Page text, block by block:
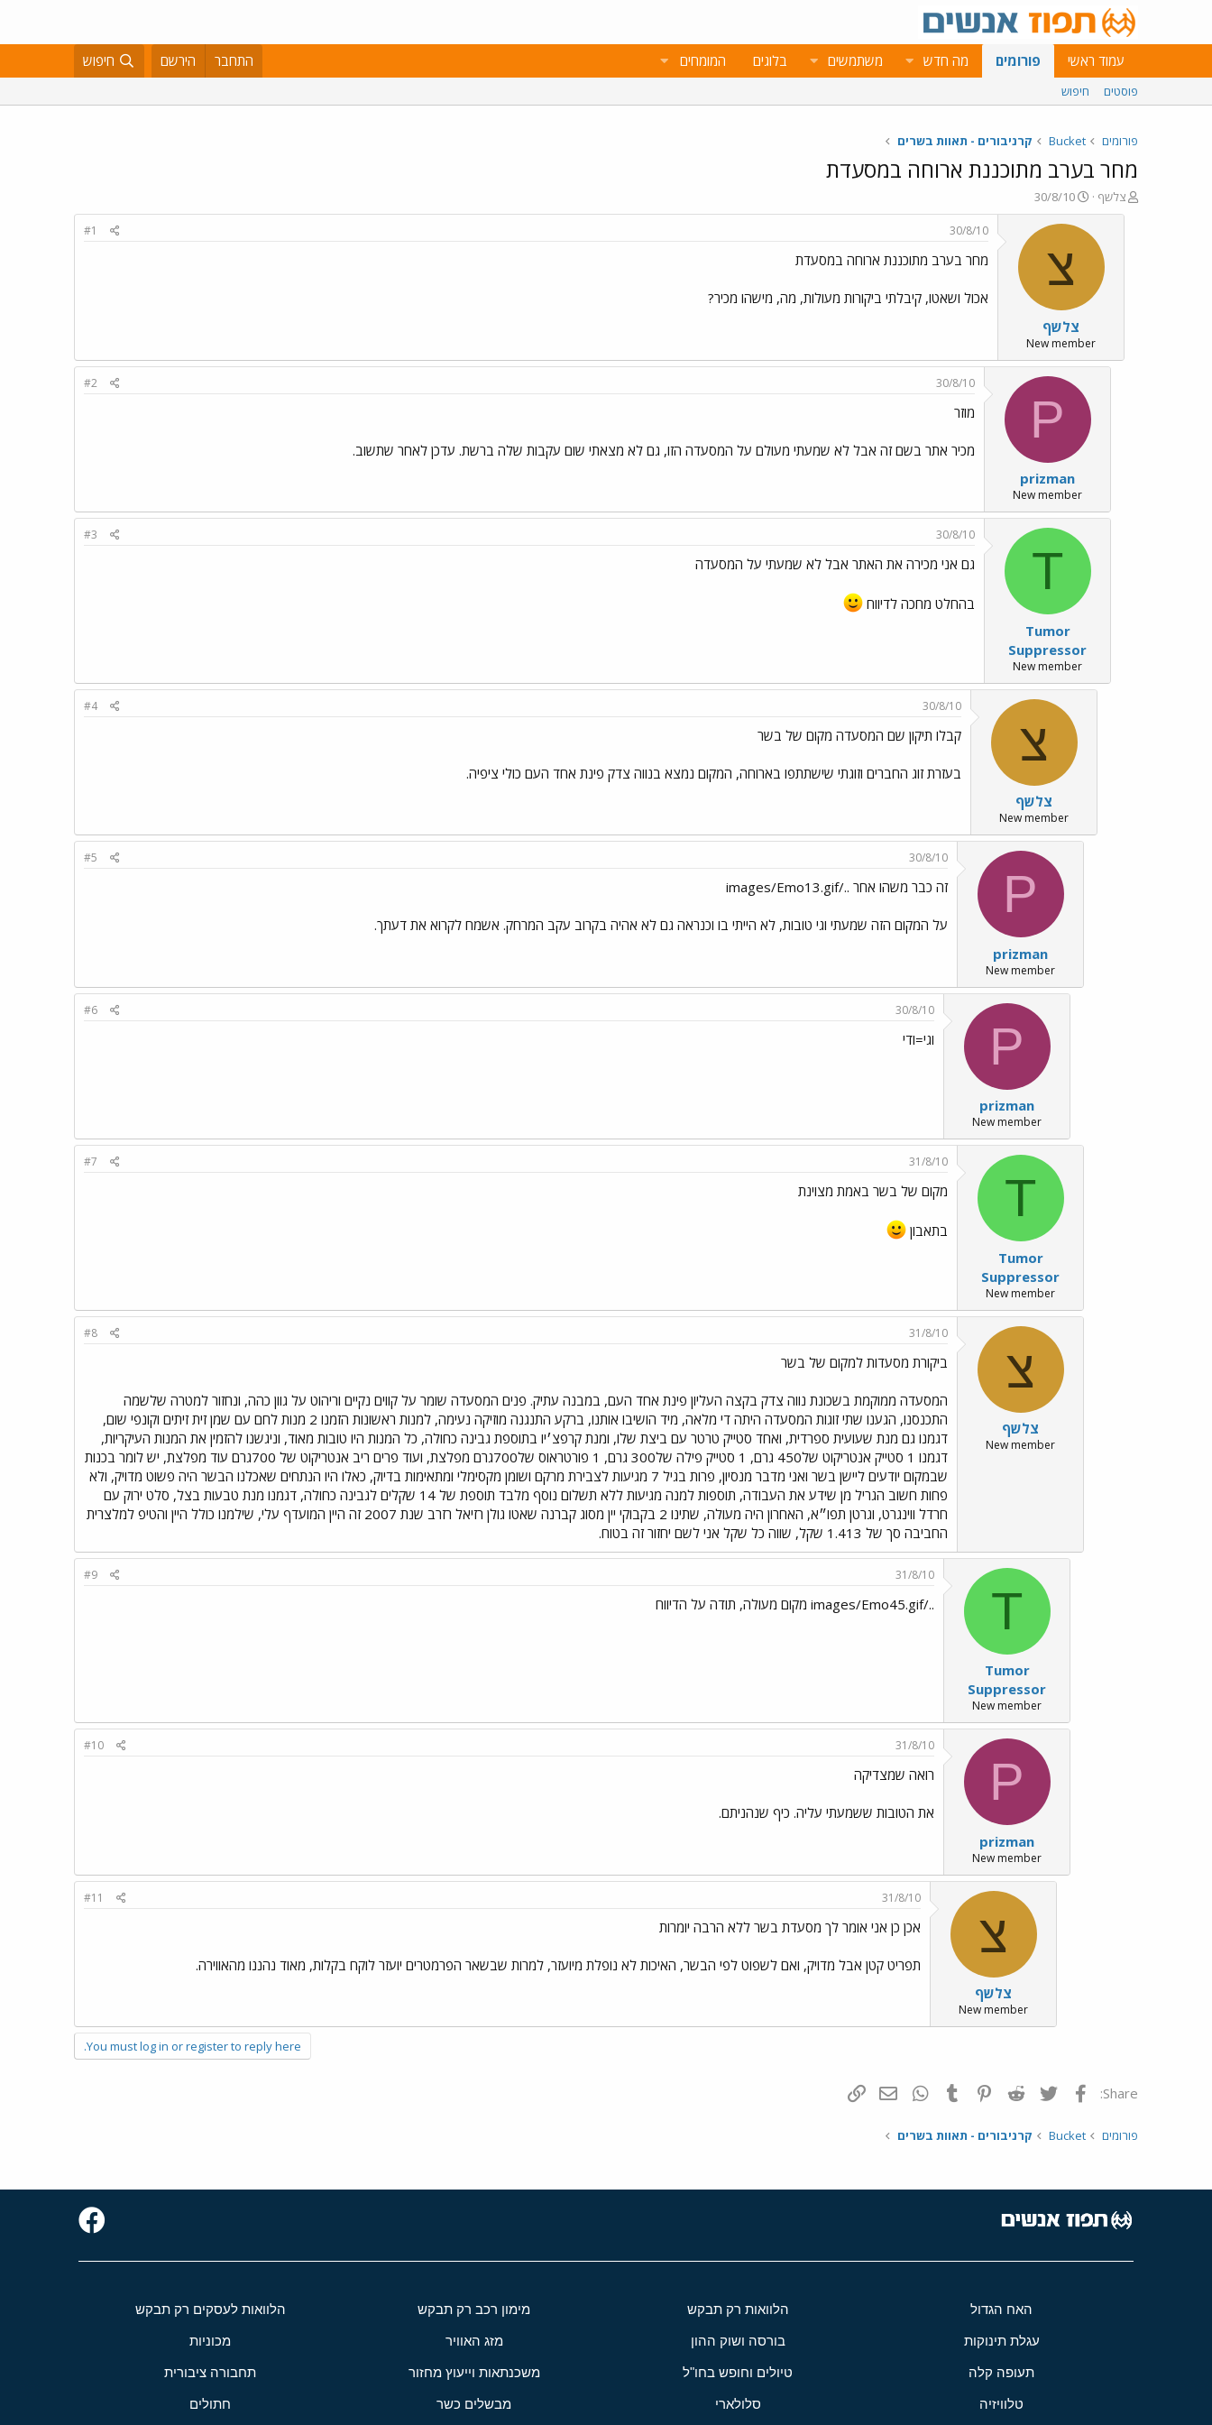
עמוד ראשי פורומים מה חדש משתמשים בלוגים המומחים התחבר הירשם חיפוש
פוסטים חיפוש
פורומים Bucket קרניבורים - תאוות בשרים
מחר בערב מתוכננת ארוחה במסעדת
פ
ו
צלשף
פ
ו
ר
ם
ב
א
ר
י
ך
30/8/10
צ
צלשף
New member
30/8/10
#1
מחר בערב מתוכננת ארוחה במסעדת
אכול ושאטו, קיבלתי ביקורות מעולות, מה, מישהו מכיר?
P
prizman
New member
30/8/10
#2
מוזר
מכיר אתר בשם זה אבל לא שמעתי מעולם על המסעדה הזו, גם לא מצאתי שום עקבות שלה ברשת. עדכן לאחר שתשוב.
T
Tumor
Suppressor
New member
30/8/10
#3
גם אני מכירה את האתר אבל לא שמעתי על המסעדה
בהחלט מחכה לדיווח
צ
צלשף
New member
30/8/10
#4
קבלו תיקון שם המסעדה מקום של בשר
בעזרת זוג החברים וזוגתי שישתתפו בארוחה, המקום נמצא בנווה צדק פינת אחד העם כולי ציפיה.
P
prizman
New member
30/8/10
#5
זה כבר משהו אחר ../images/Emo13.gif
על המקום הזה שמעתי וגי טובות, לא הייתי בו וכנראה גם לא אהיה בקרוב עקב המרחק. אשמח לקרוא את דעתך.
P
prizman
New member
30/8/10
#6
וגי=ודי
T
Tumor
Suppressor
New member
31/8/10
#7
מקום של בשר באמת מצוינת
בתאבון
צ
צלשף
New member
31/8/10
#8
ביקורת מסעדות למקום של בשר
המסעדה ממוקמת בשכונת נווה צדק בקצה העליון פינת אחד העם, במבנה עתיק. פנים המסעדה שומר על קווים נקיים וריהוט על גוון כהה, ונחזור למטרה שלשמה
התכנסנו, הגענו שתי זוגות המסעדה היתה די מלאה, מיד הושיבו אותנו, ברקע התנגנה מוזיקה נעימה, למנות ראשונות הזמנו 2 מנות לחם עם שמן זית זיתים וקונפי שום,
דגמנו גם מנת שעועית ספרדית, ואחד סטייק טרטר עם ביצת שלו, ומנת קרפצ׳יו בתוספת גבינה כחולה, כל המנות היו טובות מאוד, וניגשנו להזמין את המנות העיקריות,
דגמנו 1 סטייק אנטריקוט של450 גרם, 1 סטייק פילה של300 גרם, 1 פורטראוס של700גרם מפלצת, ועוד פרים ריב אנטריקוט של 700גרם עוד מפלצת, יש לומר בכנות
שבמקום יודעים ליישן בשר ואני מדבר מנסיון, פרות בגיל 7 מגיעות לצבירת מרקם ושומן מקסימלי ומתאימות בדיוק, כאלו היו הנתחים שאכלנו הבשר היה פשוט מדויק, ולא
פחות חשוב הגריל מן שידע את העבודה, תוספות למנה מגיעות ללא תשלום נוסף מלבד תוספת של 14 שקלים לגבינה כחולה, דגמנו מנת טבעות בצל, סלט ירוק עם
חרדל ווינגרט, וגרטן תפו״א, האחרון היה מעולה, שתינו 2 בקבוקי יין מסוג קברנה שאטו גולן רזיאל רזרב שנת 2007 זה היין המועדף עלי, שילמנו כולל היין והטיפ למלצרית
החביבה סך של 1.413 שקל, שווה כל שקל אני לשם יחזור זה בטוח.
T
Tumor
Suppressor
New member
31/8/10
#9
../images/Emo45.gif מקום מעולה, תודה על הדיווח
P
prizman
New member
31/8/10
#10
רואה שמצדיקה
את הטובות ששמעתי עליה. כיף שנהניתם.
צ
צלשף
New member
31/8/10
#11
אכן כן אני אומר לך מסעדת בשר ללא הרבה יומרות
תפריט קטן אבל מדויק, ואם לשפוט לפי הבשר, האיכות לא נופלת מיועזר, למרות שבשאר הפרמטרים יועזר לוקח בקלות, מאוד נהננו מהאווירה.
You must log in or register to reply here.
Share: פייסבוק Twitter
Reddit
Pinterest
Tumblr
WhatsAppדואר אלקטרוני
פורומים Bucket קרניבורים - תאוות בשרים
האח הגדול הלוואות רק תבקש מימון רכב רק תבקש הלוואות לעסקים רק תבקש
עגלת תינוקות בורסה ושוק ההון מזג האוויר מכוניות
תעופה קלה טיולים וחופש בחו"ל משכנתאות וייעוץ מחזור תחבורה ציבורית
טלוויזיה סלולארי מבשלים כשר חתולים